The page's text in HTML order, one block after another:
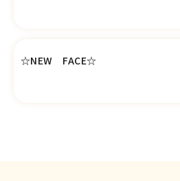
☆NEW FACE☆